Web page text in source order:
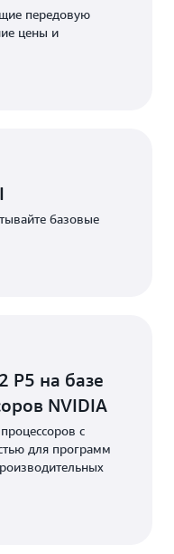
передовую
цены и
базовые
P5 на базе
NVIDIA
с
для программ